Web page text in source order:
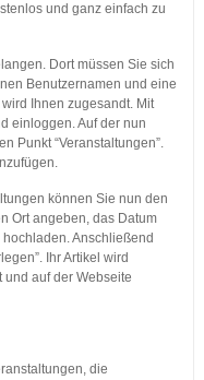
und ganz einfach zu
Dort müssen Sie sich
Benutzernamen und eine
Ihnen zugesandt. Mit
einloggen. Auf der nun
Punkt “Veranstaltungen”.
können Sie nun den
Ort angeben, das Datum
Anschließend
Ihr Artikel wird
auf der Webseite
die